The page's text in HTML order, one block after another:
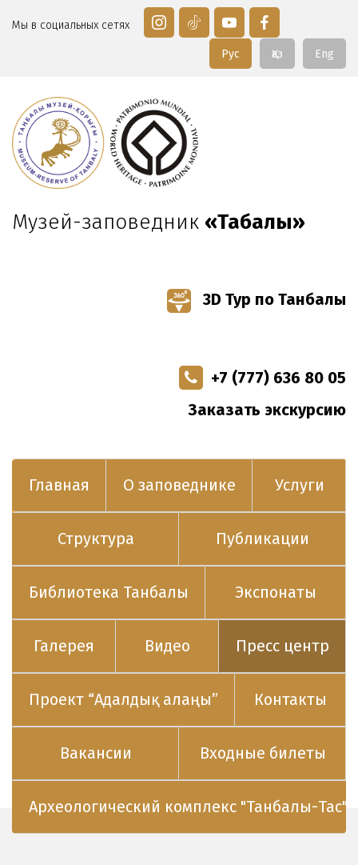
Мы в социальных сетях
Eng
Қаз
Рус
Музей-заповедник «Таңбалы»
3D Тур по Танбалы
+7 (777) 636 80 05
Заказать экскурсию
Главная О заповеднике Услуги
Структура Публикации
Библиотека Танбалы Экспонаты
Галерея Видео Пресс центр
Проект “Адалдық алаңы” Контакты
Вакансии Входные билеты
Археологический комплекс "Танбалы-Тас"